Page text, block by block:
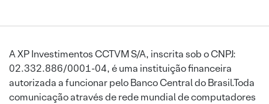
A XP Investimentos CCTVM S/A, inscrita sob o CNPJ:
02.332.886/0001-04, é uma instituição financeira
autorizada a funcionar pelo Banco Central do Brasil.Toda
comunicação através de rede mundial de computadores